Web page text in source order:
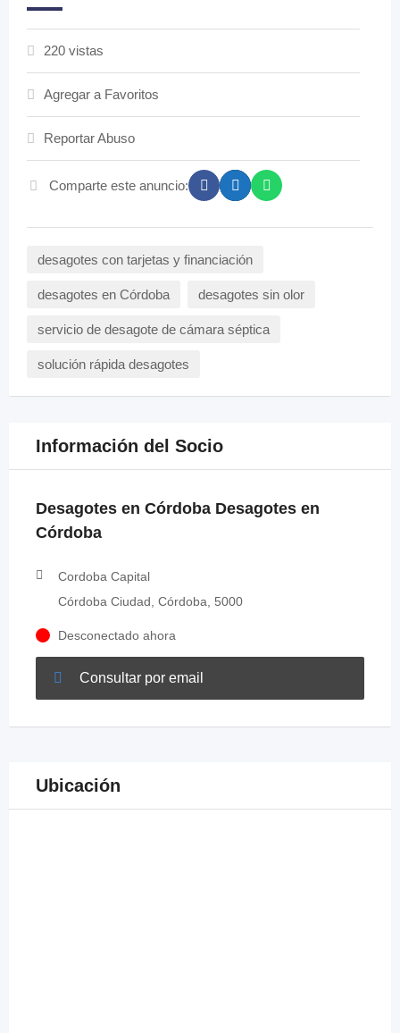
220 vistas
Agregar a Favoritos
Reportar Abuso
Comparte este anuncio:
desagotes con tarjetas y financiación
desagotes en Córdoba desagotes sin olor
servicio de desagote de cámara séptica
solución rápida desagotes
Información del Socio
Desagotes en Córdoba Desagotes en
Córdoba
Cordoba Capital
Córdoba Ciudad, Córdoba, 5000
Desconectado ahora
Consultar por email
Ubicación